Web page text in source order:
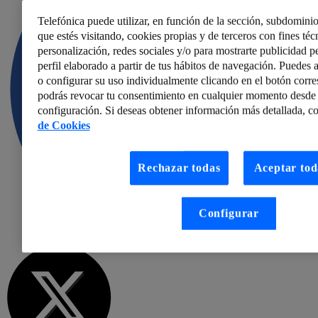
Telefónica puede utilizar, en función de la sección,
que estés visitando, cookies propias y de terceros con fines
personalización, redes sociales y/o para mostrarte publicidad
perfil elaborado a partir de tus hábitos de navegación. Puedes
o configurar su uso individualmente clicando en el botón
podrás revocar tu consentimiento en cualquier momento
configuración. Si deseas obtener información más detallada,
de Cookies
Rechazar todas Aceptar
Configurar